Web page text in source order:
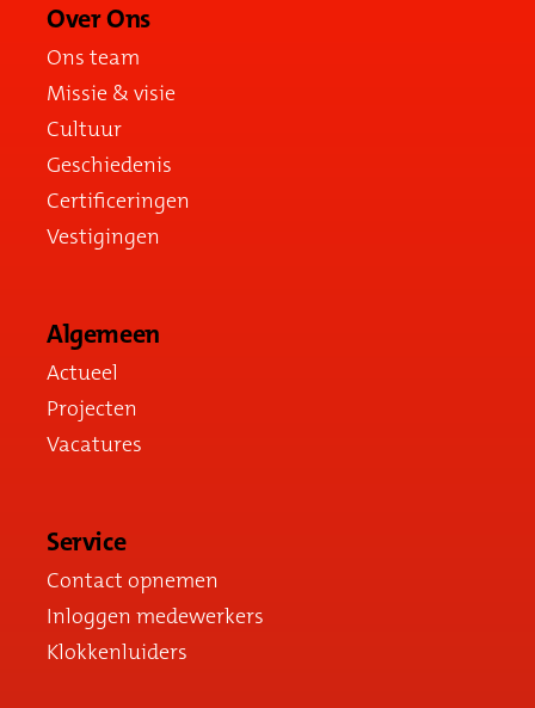
Over Ons
Ons team
Missie & visie
Cultuur
Geschiedenis
Certificeringen
Vestigingen
Algemeen
Actueel
Projecten
Vacatures
Service
Contact opnemen
Inloggen medewerkers
Klokkenluiders